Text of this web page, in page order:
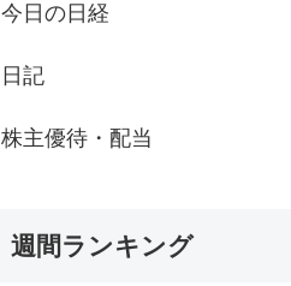
今日の日経
日記
株主優待・配当
週間ランキング